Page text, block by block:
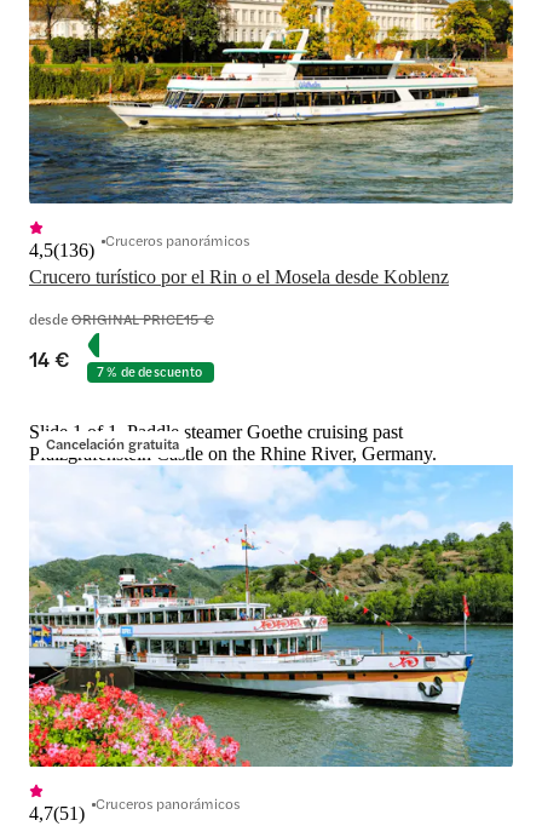
Crucero turístico por el Rin o el Mosela desde Koblenz
4,5(136) Cruceros panorámicos
desdeORIGINAL PRICE15 €
14 € 7 % de descuento
Cancelación gratuita
Slide 1 of 1, Paddle steamer Goethe cruising past
Pfalzgrafenstein Castle on the Rhine River, Germany.
4,7(51) Cruceros panorámicos